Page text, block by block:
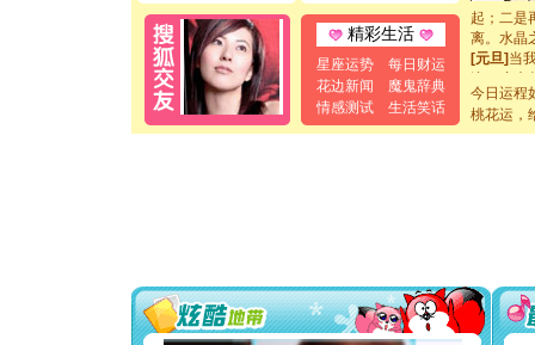
精彩生活
星座运势
每日财运
花边新闻
魔鬼辞典
情感测试
生活笑话
起；二是
离。水晶
[元旦]当
泣，这痛
卖了。水
[春节]风
颜！冬去
[圣诞节]
能正大
都要快乐
今日运程
桃花运，